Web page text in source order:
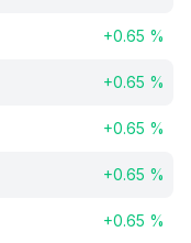
+0.65 %
+0.65 %
+0.65 %
+0.65 %
+0.65 %